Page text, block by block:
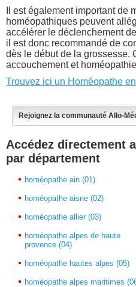
Il est également important de
homéopathiques peuvent
accélérer le déclenchement
il est donc recommandé de
dès le début de la grossesse.
accouchement et
Trouvez ici un Homéopathe
Rejoignez la communauté Allo-
Accédez directement
par département
homéopathe ain (01)
homéopathe aisne (02)
homéopathe allier (03)
homéopathe alpes de haute
provence (04)
homéopathe hautes alpes (05)
homéopathe alpes maritimes